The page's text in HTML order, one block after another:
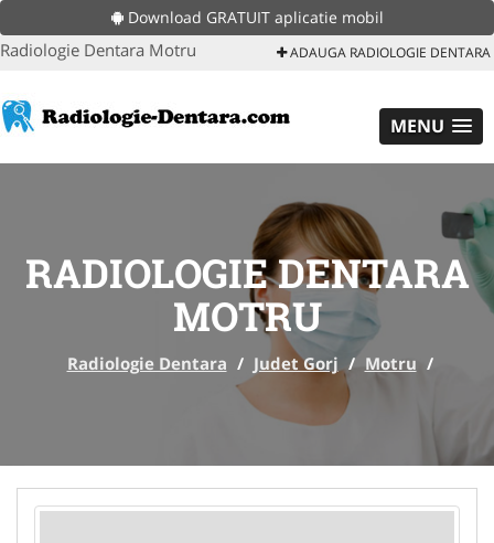
Download GRATUIT aplicatie mobil
Radiologie Dentara Motru ADAUGA RADIOLOGIE DENTARA
MENU
RADIOLOGIE DENTARA
MOTRU
Radiologie Dentara / Judet Gorj / Motru /